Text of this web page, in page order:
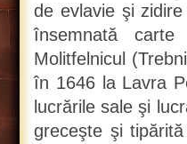
de evlavie şi
însemnată
Molitfelnicul
în 1646 la Lavra
lucrările sale şi
greceşte şi